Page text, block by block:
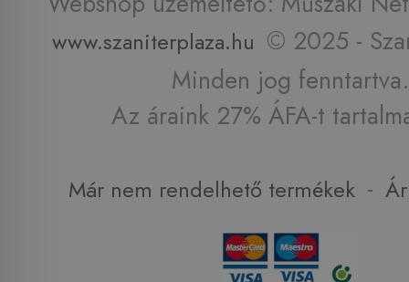
www.szaniterplaza.hu © 2025 -
Minden jog fenntartva.
Az áraink 27% ÁFA-t
Már nem rendelhető termékek -